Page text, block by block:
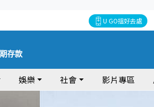
U GO搵好去處
存款
娛樂 社會 影片專區